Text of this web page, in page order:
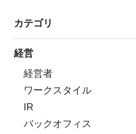
カテゴリ
経営
経営者
ワークスタイル
IR
バックオフィス